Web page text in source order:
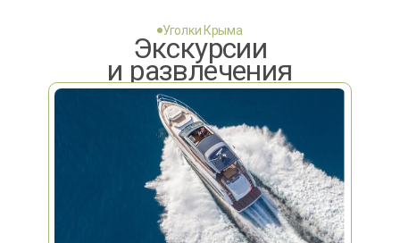
Уголки Крыма
Экскурсии
и развлечения